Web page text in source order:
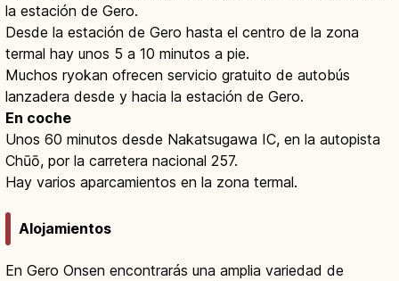
la estación de Gero.
Desde la estación de Gero hasta el centro de la zona
termal hay unos 5 a 10 minutos a pie.
Muchos ryokan ofrecen servicio gratuito de autobús
lanzadera desde y hacia la estación de Gero.
En coche
Unos 60 minutos desde Nakatsugawa IC, en la autopista
Chūō, por la carretera nacional 257.
Hay varios aparcamientos en la zona termal.
Alojamientos
En Gero Onsen encontrarás una amplia variedad de